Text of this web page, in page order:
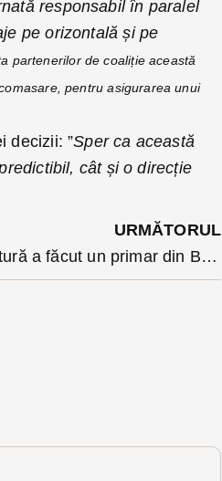
responsabil în paralel
pe orizontală și pe
partenerilor de coaliție această
pentru asigurarea unui
decizii: ”Sper ca această
cât și o direcție
URMĂTORUL
Ce anunț legat de candidatură a făcut un primar din Bistrița-Năsăud trimis în judecată de DNA?